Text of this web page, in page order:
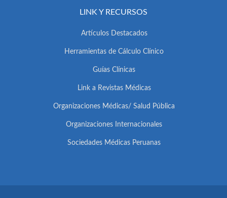
LINK Y RECURSOS
Artículos Destacados
Herramientas de Cálculo Clínico
Guías Clínicas
Link a Revistas Médicas
Organizaciones Médicas/ Salud Pública
Organizaciones Internacionales
Sociedades Médicas Peruanas